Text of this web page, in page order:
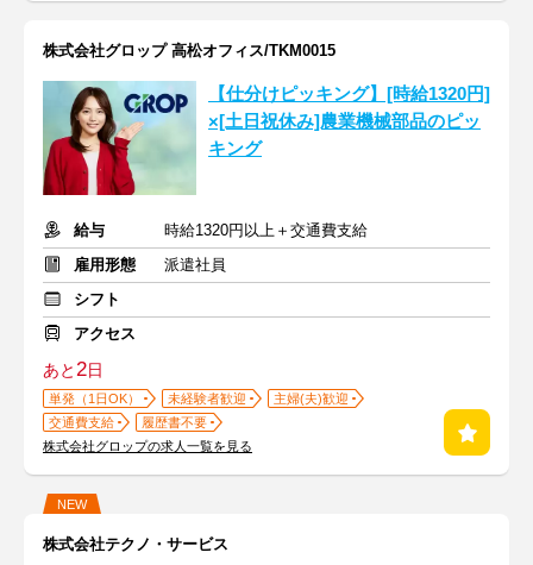
株式会社グロップ 高松オフィス/TKM0015
【仕分けピッキング】[時給1320円]
×[土日祝休み]農業機械部品のピッ
キング
給与
時給1320円以上＋交通費支給
雇用形態
派遣社員
シフト
アクセス
あと2日
単発（1日OK） 未経験者歓迎
主婦(夫)歓迎
交通費支給
履歴書不要
株式会社グロップの求人一覧を見る
NEW
株式会社テクノ・サービス